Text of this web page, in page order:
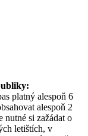
platný alespoň 6
alespoň 2
nutné si zažádat o
letištích, v